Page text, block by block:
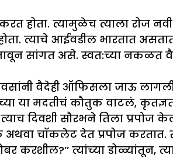
होता. त्यामुळेच त्याला रोज नवी
त्याचे आईवडील भारतात
सांगत असे. स्वत:च्या नकळत
वैदेही ऑफिसला जाऊ
या मदतीचं कौतुक वाटलं,
दिवशी सौरभने तिला प्रपोज
अथवा चॉकलेट देत प्रपोज
करशील?’’ त्यांच्या डोळ्यांतून,